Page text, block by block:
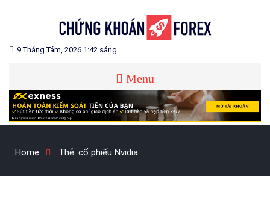
CHỨNG KHOÁN FOREX
Blog chia sẻ về Chứng Khoán và Forex
9 Tháng Tám, 2026 1:42 sáng
Menu
Home Thẻ: cổ phiếu Nvidia